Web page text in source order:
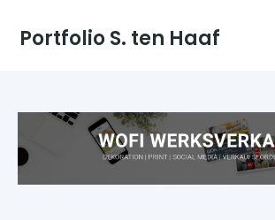
Portfolio S. ten Haaf